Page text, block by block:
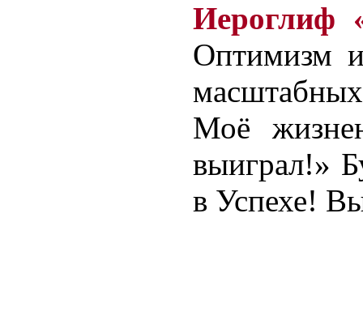
Иероглиф
Оптимизм
Моё
выиграл!»
в Успехе!